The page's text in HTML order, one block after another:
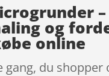
–
og
online
gang, du shopper